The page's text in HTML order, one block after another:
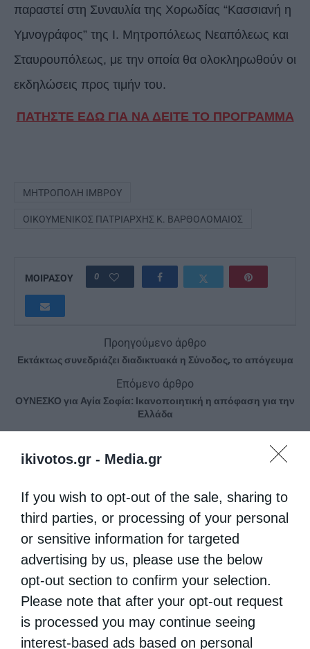
ikivotos.gr - Media.gr
If you wish to opt-out of the sale, sharing to
third parties, or processing of your personal
or sensitive information for targeted
advertising by us, please use the below
opt-out section to confirm your selection.
Please note that after your opt-out request
is processed you may continue seeing
interest-based ads based on personal
παραστεί στη Συναυλία της Χορωδίας “Κασσιανή η
Υμνογράφος” της Ι. Μητροπόλεως Νεαπόλεως και
Σταυρουπόλεως, με την οποία θα ολοκληρωθούν οι
εκδηλώσεις προς τιμήν του.
ΠΑΤΗΣΤΕ ΕΔΩ ΓΙΑ ΝΑ ΔΕΙΤΕ ΤΟ ΠΡΟΓΡΑΜΜΑ
ΜΗΤΡΌΠΟΛΗ ΊΜΒΡΟΥ
ΟΙΚΟΥΜΕΝΙΚΌΣ ΠΑΤΡΙΆΡΧΗΣ Κ. ΒΑΡΘΟΛΟΜΑΊΟΣ
ΜΟΙΡΑΣΟΥ 0
Προηγούμενο άρθρο
Εκτάκτως συνεδριάζει διαδικτυακά η Σύνοδος, το απόγευμα
Επόμενο άρθρο
ΟΥΝΕΣΚΟ για Αγία Σοφία: Ικανοποιητική η απόφαση για την
Ελλάδα
ΔΕΙΤΕ ΕΠΙΣΗΣ